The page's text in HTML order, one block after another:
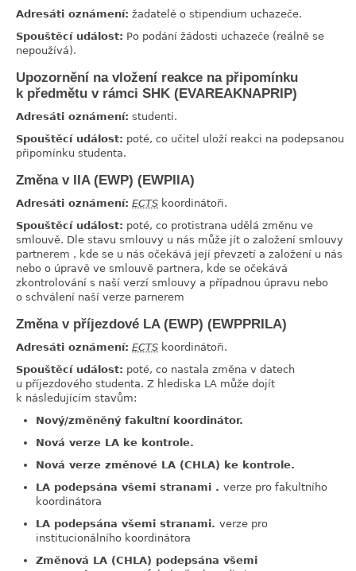
Adresáti oznámení: žadatelé o stipendium uchazeče.
Spouštěcí událost: Po podání žádosti uchazeče (reálně se
nepoužívá).
Upozornění na vložení reakce na připomínku
k předmětu v rámci SHK (EVAREAKNAPRIP)
Adresáti oznámení: studenti.
Spouštěcí událost: poté, co učitel uloží reakci na podepsanou
připomínku studenta.
Změna v IIA (EWP) (EWPIIA)
Adresáti oznámení: ECTS koordinátoři.
Spouštěcí událost: poté, co protistrana udělá změnu ve
smlouvě. Dle stavu smlouvy u nás může jít o založení smlouvy
partnerem , kde se u nás očekává její převzetí a založení u nás
nebo o úpravě ve smlouvě partnera, kde se očekává
zkontrolování s naší verzí smlouvy a případnou úpravu nebo
o schválení naší verze parnerem
Změna v příjezdové LA (EWP) (EWPPRILA)
Adresáti oznámení: ECTS koordinátoři.
Spouštěcí událost: poté, co nastala změna v datech
u příjezdového studenta. Z hlediska LA může dojít
k následujícím stavům:
Nový/změněný fakultní koordinátor.
Nová verze LA ke kontrole.
Nová verze změnové LA (CHLA) ke kontrole.
LA podepsána všemi stranami . verze pro fakultního
koordinátora
LA podepsána všemi stranami. verze pro
institucionálního koordinátora
Změnová LA (CHLA) podepsána všemi